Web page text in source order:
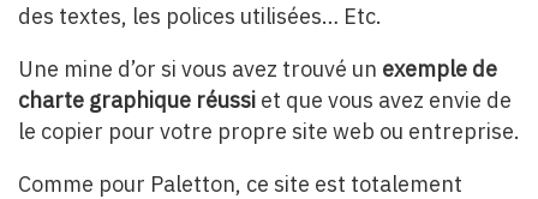
des textes, les polices utilisées… Etc.
Une mine d’or si vous avez trouvé un exemple de
charte graphique réussi et que vous avez envie de
le copier pour votre propre site web ou entreprise.
Comme pour Paletton, ce site est totalement